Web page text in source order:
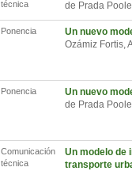
técnica
de Prada
Ponencia
Un nuevo
Ozámiz Fortis,
Ponencia
Un nuevo
de Prada
Comunicación
técnica
Un modelo de
transporte